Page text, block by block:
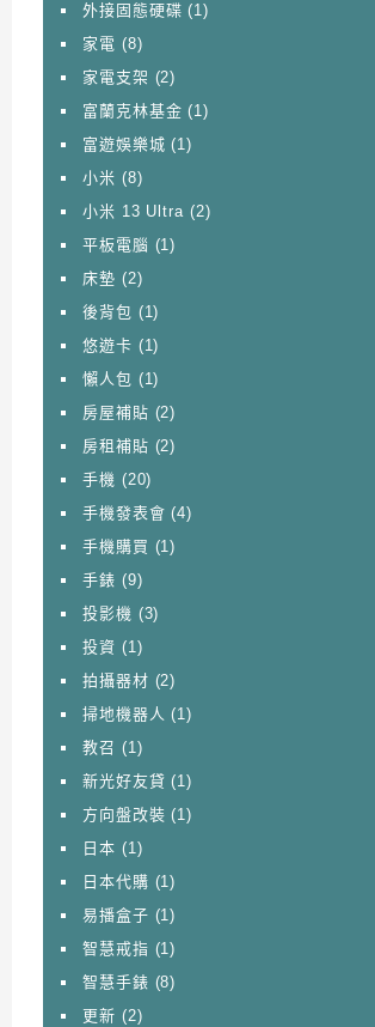
外接固態硬碟 (1)
家電 (8)
家電支架 (2)
富蘭克林基金 (1)
富遊娛樂城 (1)
小米 (8)
小米 13 Ultra (2)
平板電腦 (1)
床墊 (2)
後背包 (1)
悠遊卡 (1)
懶人包 (1)
房屋補貼 (2)
房租補貼 (2)
手機 (20)
手機發表會 (4)
手機購買 (1)
手錶 (9)
投影機 (3)
投資 (1)
拍攝器材 (2)
掃地機器人 (1)
教召 (1)
新光好友貸 (1)
方向盤改裝 (1)
日本 (1)
日本代購 (1)
易播盒子 (1)
智慧戒指 (1)
智慧手錶 (8)
更新 (2)